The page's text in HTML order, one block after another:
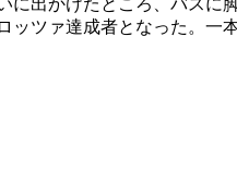
に出かけたところ、バス
ツァ達成者となった。一